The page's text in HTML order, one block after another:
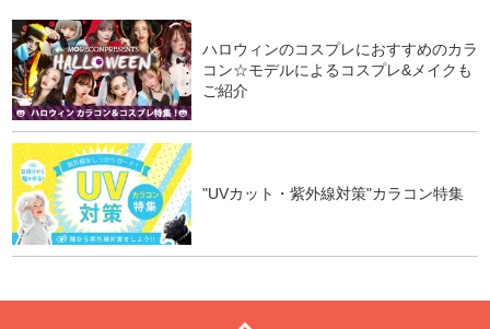
ハロウィンのコスプレにおすすめのカラ
コン☆モデルによるコスプレ&メイクも
ご紹介
"UVカット・紫外線対策"カラコン特集